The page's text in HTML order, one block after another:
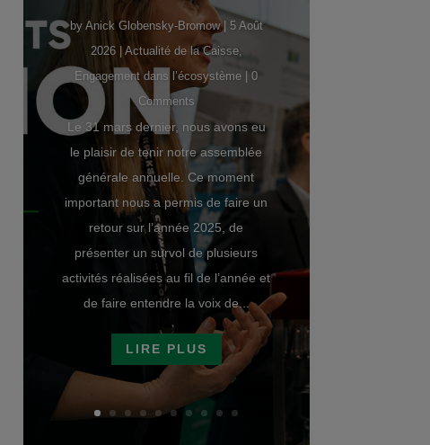
by Anick Globensky-Bromow| 5 Août
2026|Actualité de la Caisse,
Engagement dans l’écosystème | 0
Comments
Le 31 mars dernier, nous avons eu
le plaisir de tenir notre assemblée
générale annuelle. Ce moment
important nous a permis de faire un
retour sur l’année 2025, de
présenter un survol de plusieurs
activités réalisées au fil de l’année et
de faire entendre la voix de...
LIRE PLUS